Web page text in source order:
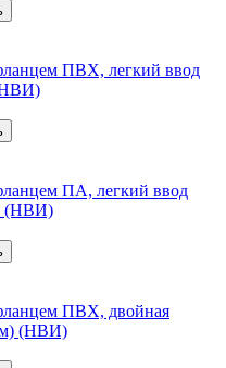
ПВХ, легкий ввод
ПА, легкий ввод
(НВИ)
ПВХ, двойная
(НВИ)